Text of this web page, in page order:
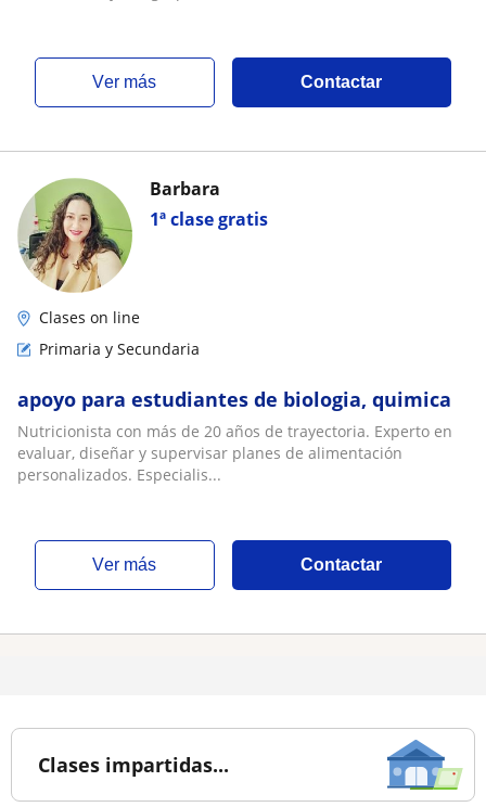
ver más Contactar
1ª clase gratis
Barbara
Clases on line
Primaria y Secundaria
apoyo para estudiantes de biologia, quimica
Nutricionista con más de 20 años de trayectoria. Experto en
evaluar, diseñar y supervisar planes de alimentación
personalizados. Especialis...
ver más Contactar
Clases impartidas...